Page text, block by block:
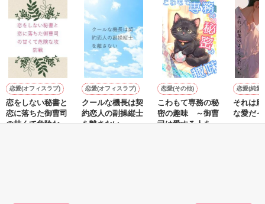
作品を読む
た上、同居まで提案してきて──？
鷹哉『宜しくな、俺の雛子』🦅
雛子『俺の……ひぃ、雛子？！！！』🐥
シゴデキで冷徹な上司が見せる素顔は、なぜか想像以上に甘く
て……🐥💓🦅
※表紙も作中使用の画像も全てフリー素材です。
※執筆期間2026.6.3〜7.20完結です。
恋愛(オフィスラブ)
恋をしない秘書と
恋に落ちた御曹司
の甘くて危険な攻
恋愛(オフィスラブ)
クールな機長は契
約恋人の副操縦士
を離さない
恋愛(その他)
こわもて専務の秘
密の趣味 ～御曹
司は愛する人を運
恋愛(純愛)
それは
な愛だ